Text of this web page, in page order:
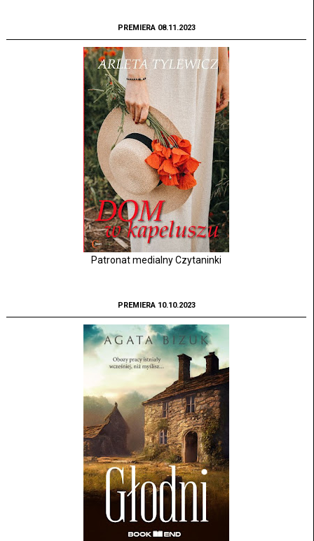
PREMIERA 08.11.2023
Patronat medialny Czytaninki
PREMIERA 10.10.2023